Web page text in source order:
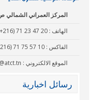
المركز العمراني الشمالي ص ب 34 سديكس تونس 1080
الهاتف :(+216) 71 23 47 20
الفاكس :(+216) 71 75 57 10
الموقع الالكتروني :
رسائل اخبارية